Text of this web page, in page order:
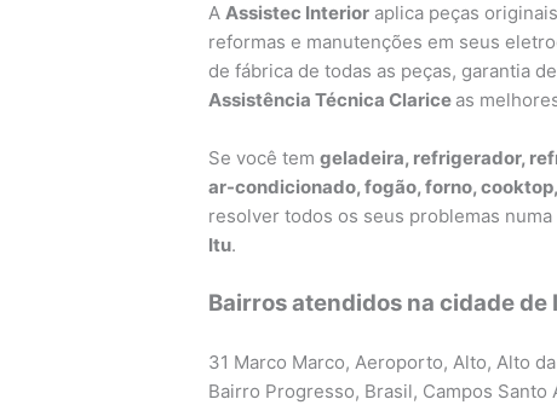
AAssistec Interior aplica peças
reformas e manutenções em seus
de fábrica de todas as peças, garantia
Assistência Técnica Clarice as
Se você temgeladeira, refrigerador,
ar-condicionado, fogão, forno,
resolver todos os seus problemas
Itu.
Bairros atendidos na cidade de
31 Marco Marco, Aeroporto, Alto, Alto
Bairro Progresso, Brasil, Campos